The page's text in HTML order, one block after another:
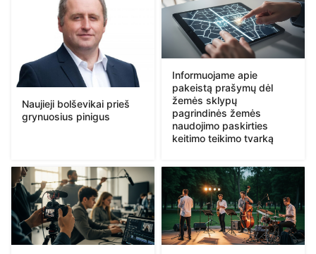
Naujieji bolševikai prieš
grynuosius pinigus
Informuojame apie
pakeistą prašymų dėl
žemės sklypų
pagrindinės žemės
naudojimo paskirties
keitimo teikimo tvarką